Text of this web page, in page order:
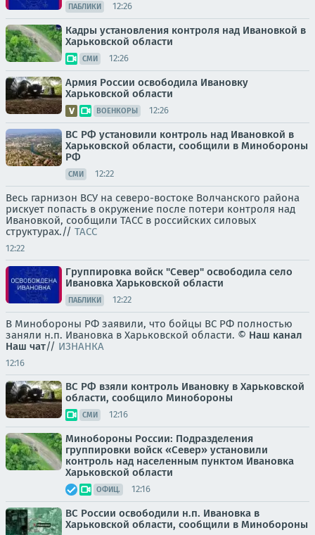
ПАБЛИКИ 12:26
Кадры установления контроля над Ивановкой в
Харьковской области
СМИ 12:26
Армия России освободила Ивановку
Харьковской области
ВОЕНКОРЫ 12:26
ВС РФ установили контроль над Ивановкой в
Харьковской области, сообщили в Минобороны
РФ
СМИ 12:22
Весь гарнизон ВСУ на северо-востоке Волчанского района
рискует попасть в окружение после потери контроля над
Ивановкой, сообщили ТАСС в российских силовых
структурах.// ТАСС
12:22
Группировка войск "Север" освободила село
Ивановка Харьковской области
ПАБЛИКИ 12:22
В Минобороны РФ заявили, что бойцы ВС РФ полностью
заняли н.п. Ивановка в Харьковской области. © Наш канал
Наш чат// ИЗНАНКА
12:16
ВС РФ взяли контроль Ивановку в Харьковской
области, сообщило Минобороны
СМИ 12:16
Минобороны России: Подразделения
группировки войск «Север» установили
контроль над населенным пунктом Ивановка
Харьковской области
ОФИЦ. 12:16
ВС России освободили н.п. Ивановка в
Харьковской области, сообщили в Минобороны